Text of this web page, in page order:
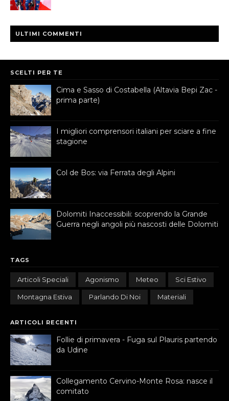
ULTIMI COMMENTI
SCELTI PER TE
Cima e Sasso di Costabella (Altavia Bepi Zac -
prima parte)
I migliori comprensori italiani per sciare a fine
stagione
Col de Bos: via Ferrata degli Alpini
Dolomiti Inaccessibili: scoprendo la Grande
Guerra negli angoli più nascosti delle Dolomiti
TAGS
Articoli Speciali Agonismo Meteo Sci Estivo
Montagna Estiva Parlando Di Noi Materiali
ARTICOLI RECENTI
Follie di primavera - Fuga sul Plauris partendo
da Udine
Collegamento Cervino-Monte Rosa: nasce il
comitato